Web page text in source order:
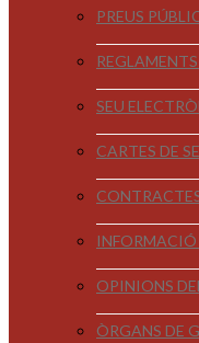
PREUS
SEU
CARTES DE
OPINIONS
ÒRGANS DE